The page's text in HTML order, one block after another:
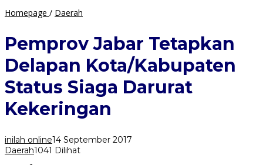
Homepage / Daerah
Tetapkan
Delapan
Kota/Kabupaten
Status
Siaga
Darurat
Pemprov Jabar Tetapkan
Delapan Kota/Kabupaten
Status Siaga Darurat
Kekeringan
inilah online14 September 2017
Daerah1041 Dilihat